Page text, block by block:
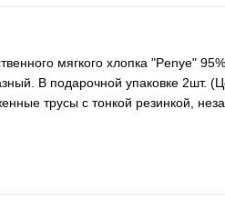
мягкого хлопка "Penye"
В подарочной упаковке 2шт.
трусы с тонкой резинкой,